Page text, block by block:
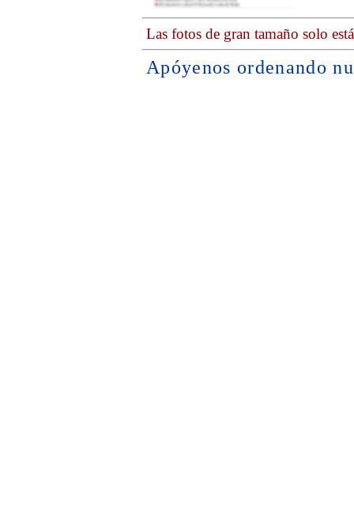
Las fotos de gran tamaño solo
Apóyenos ordenando